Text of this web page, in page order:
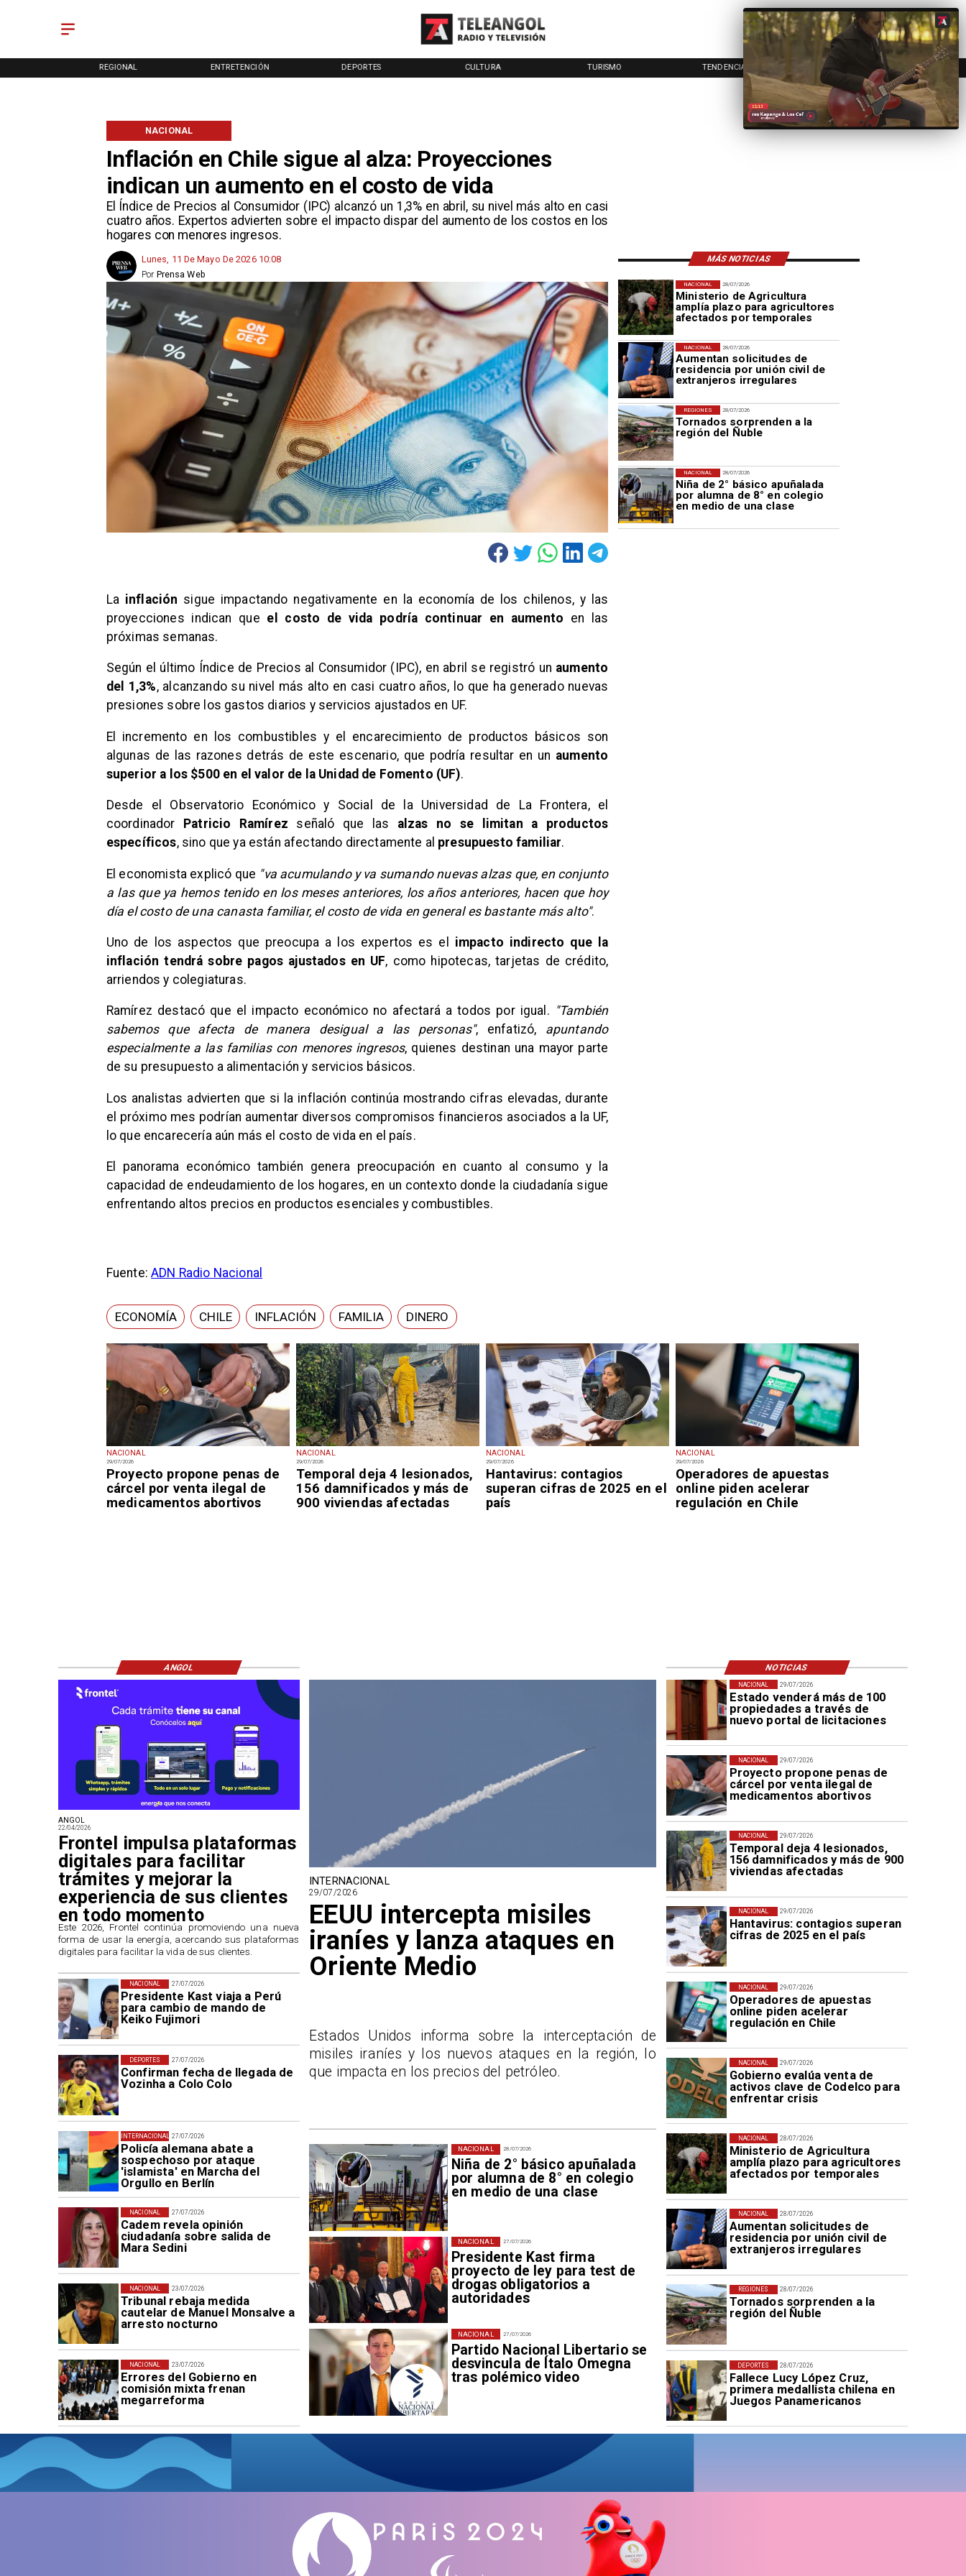
REGIONAL ENTRETENCIÓN DEPORTES CULTURA TURISMO TENDENCIAS
Inflación en Chile sigue al alza: Proyecciones
indican un aumento en el costo de vida
El Índice de Precios al Consumidor (IPC) alcanzó un 1,3% en abril, su nivel más alto en casi
cuatro años. Expertos advierten sobre el impacto dispar del aumento de los costos en los
hogares con menores ingresos.
NACIONAL
MÁS NOTICIAS
Lunes, 11 De Mayo De 2026 10:08
Prensa Web
Por
NACIONAL
29/07/2026
Proyecto propone penas de
cárcel por venta ilegal de
medicamentos abortivos
NACIONAL
29/07/2026
Temporal deja 4 lesionados,
156 damnificados y más de
900 viviendas afectadas
NACIONAL
29/07/2026
Hantavirus: contagios
superan cifras de 2025 en el
país
NACIONAL
29/07/2026
Operadores de apuestas
online piden acelerar
regulación en Chile
28/07/2026
Ministerio de Agricultura
amplía plazo para agricultores
afectados por temporales
NACIONAL
28/07/2026
Aumentan solicitudes de
residencia por unión civil de
extranjeros irregulares
NACIONAL
28/07/2026
Tornados sorprenden a la
región del Ñuble
REGIONES
28/07/2026
Niña de 2° básico apuñalada
por alumna de 8° en colegio
en medio de una clase
NACIONAL
La inflación sigue impactando negativamente en la economía de los chilenos, y las
proyecciones indican que el costo de vida podría continuar en aumento en las
próximas semanas.
Según el último Índice de Precios al Consumidor (IPC), en abril se registró un aumento
del 1,3%, alcanzando su nivel más alto en casi cuatro años, lo que ha generado nuevas
presiones sobre los gastos diarios y servicios ajustados en UF.
El incremento en los combustibles y el encarecimiento de productos básicos son
algunas de las razones detrás de este escenario, que podría resultar en un aumento
superior a los $500 en el valor de la Unidad de Fomento (UF).
Desde el Observatorio Económico y Social de la Universidad de La Frontera, el
coordinador
Patricio Ramírez señaló que las alzas no se limitan a productos
específicos, sino que ya están afectando directamente al presupuesto familiar.
El economista explicó que "va acumulando y va sumando nuevas alzas que, en conjunto
a las que ya hemos tenido en los meses anteriores, los años anteriores, hacen que hoy
día el costo de una canasta familiar, el costo de vida en general es bastante más alto".
Uno de los aspectos que preocupa a los expertos es el impacto indirecto que la
inflación tendrá sobre pagos ajustados en UF, como hipotecas, tarjetas de crédito,
arriendos y colegiaturas.
Ramírez destacó que el impacto económico no afectará a todos por igual. "También
sabemos que afecta de manera desigual a las personas", enfatizó, apuntando
especialmente a las familias con menores ingresos, quienes destinan una mayor parte
de su presupuesto a alimentación y servicios básicos.
Los analistas advierten que si la inflación continúa mostrando cifras elevadas, durante
el próximo mes podrían aumentar diversos compromisos financieros asociados a la UF,
lo que encarecería aún más el costo de vida en el país.
El panorama económico también genera preocupación en cuanto al consumo y la
capacidad de endeudamiento de los hogares, en un contexto donde la ciudadanía sigue
enfrentando altos precios en productos esenciales y combustibles.
Fuente:ADN Radio Nacional
ECONOMÍA CHILE INFLACIÓN FAMILIA DINERO
29/07/2026
Estado venderá más de 100
propiedades a través de
nuevo portal de licitaciones
NACIONAL
29/07/2026
Proyecto propone penas de
cárcel por venta ilegal de
medicamentos abortivos
NACIONAL
29/07/2026
Temporal deja 4 lesionados,
156 damnificados y más de 900
viviendas afectadas
NACIONAL
29/07/2026
Hantavirus: contagios superan
cifras de 2025 en el país
NACIONAL
29/07/2026
Operadores de apuestas
online piden acelerar
regulación en Chile
NACIONAL
29/07/2026
Gobierno evalúa venta de
activos clave de Codelco para
enfrentar crisis
NACIONAL
28/07/2026
Ministerio de Agricultura
amplía plazo para agricultores
afectados por temporales
NACIONAL
28/07/2026
Aumentan solicitudes de
residencia por unión civil de
extranjeros irregulares
NACIONAL
28/07/2026
Tornados sorprenden a la
región del Ñuble
REGIONES
28/07/2026
Fallece Lucy López Cruz,
primera medallista chilena en
Juegos Panamericanos
DEPORTES
27/07/2026
Presidente Kast viaja a Perú
para cambio de mando de
Keiko Fujimori
NACIONAL
27/07/2026
Confirman fecha de llegada de
Vozinha a Colo Colo
DEPORTES
27/07/2026
Policía alemana abate a
sospechoso por ataque
'islamista' en Marcha del
Orgullo en Berlín
INTERNACIONAL
27/07/2026
Cadem revela opinión
ciudadanía sobre salida de
Mara Sedini
NACIONAL
23/07/2026
Tribunal rebaja medida
cautelar de Manuel Monsalve a
arresto nocturno
NACIONAL
23/07/2026
Errores del Gobierno en
comisión mixta frenan
megarreforma
NACIONAL
28/07/2026
Niña de 2° básico apuñalada
por alumna de 8° en colegio
en medio de una clase
NACIONAL
27/07/2026
Presidente Kast firma
proyecto de ley para test de
drogas obligatorios a
autoridades
NACIONAL
27/07/2026
Partido Nacional Libertario se
desvincula de Ítalo Omegna
tras polémico video
NACIONAL
ANGOL
22/04/2026
Frontel impulsa plataformas
digitales para facilitar
trámites y mejorar la
experiencia de sus clientes
en todo momento
​Este 2026, Frontel continúa promoviendo una nueva
forma de usar la energía, acercando sus plataformas
digitales para facilitar la vida de sus clientes.
INTERNACIONAL
29/07/2026
EEUU intercepta misiles
iraníes y lanza ataques en
Oriente Medio
Estados Unidos informa sobre la interceptación de
misiles iraníes y los nuevos ataques en la región, lo
que impacta en los precios del petróleo.
ANGOL NOTICIAS